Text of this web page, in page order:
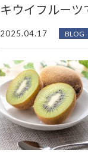
キウイフルー
2025.04.17 BLOG